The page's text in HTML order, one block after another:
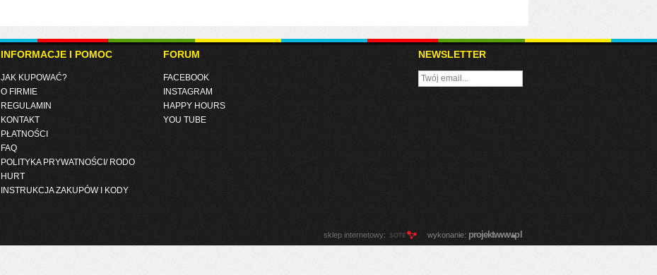
INFORMACJE I POMOC
JAK KUPOWAĆ?
O FIRMIE
REGULAMIN
KONTAKT
PŁATNOŚCI
FAQ
POLITYKA PRYWATNOŚCI/ RODO
HURT
INSTRUKCJA ZAKUPÓW I KODY
FORUM
FACEBOOK
INSTAGRAM
HAPPY HOURS
YOU TUBE
NEWSLETTER
wykonanie: projektwww.pl
sklep internetowy: